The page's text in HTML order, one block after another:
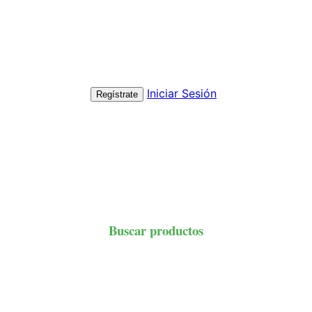
Regístrate Iniciar Sesión
Buscar productos